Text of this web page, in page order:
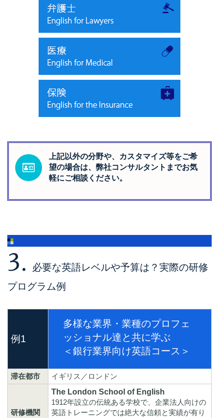
上記以外の分野や、カスタマイズ等をご希
望の場合は、弊社コンサルタントまでお気
軽にご相談ください。
3.
必要な英語レベルや予算は？実際の研修
プログラム例
例1
多様な業界・業種のプロフェ
ッショナル達と共に学ぶ
＜銀行業界向け英語コース＞
滞在都市 イギリス／ロンドン
研修機関
The London School of English
1912年設立の伝統ある学校で、企業法人向けの
英語トレーニングでは絶大な信頼と実績が有り